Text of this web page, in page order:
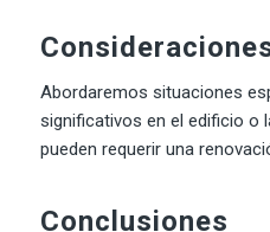
Abordaremos situaciones
significativos en el edificio o
pueden requerir una
Conclusiones